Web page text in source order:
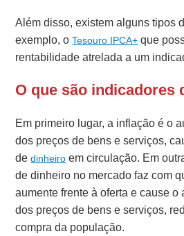
Além disso, existem alguns tipos
exemplo, oTesouro IPCA+ que
rentabilidade atrelada a um
O que são indicadores
Em primeiro lugar, a inflação é o
dos preços de bens e serviços,
dedinheiro em circulação. Em
de dinheiro no mercado faz com
aumente frente à oferta e cause
dos preços de bens e serviços,
compra da população.